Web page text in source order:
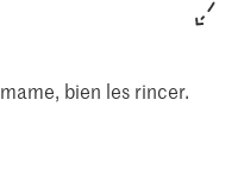
bien les rincer.